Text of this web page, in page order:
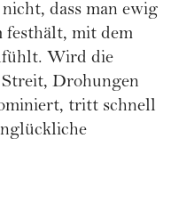
dass man ewig
festhält, mit dem
Wird die
Drohungen
tritt schnell